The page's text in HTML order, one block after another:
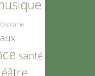
Occitanie
santé